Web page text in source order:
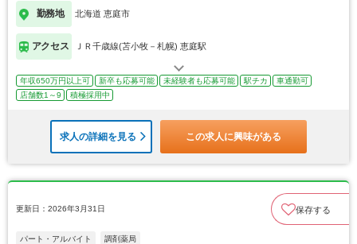
勤務地 北海道 恵庭市
アクセス ＪＲ千歳線(苫小牧－札幌) 恵庭駅
年収650万円以上可 新卒も応募可能 未経験者も応募可能 駅チカ
車通勤可
店舗数1～9
積極採用中
求人の詳細を見る この求人に興味がある
更新日：2026年3月31日 保存する
パート・アルバイト 調剤薬局